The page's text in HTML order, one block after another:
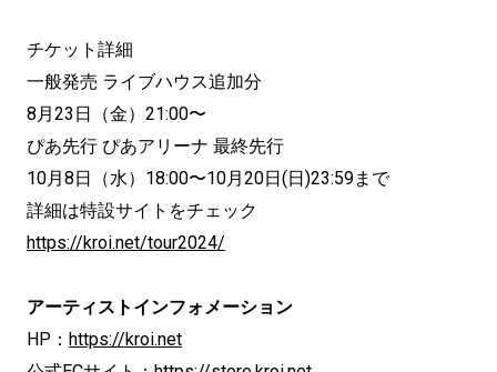
チケット詳細
一般発売 ライブハウス追加分
8月23日（金）21:00〜
ぴあ先行 ぴあアリーナ 最終先行
10月8日（水）18:00〜10月20日(日)23:59まで
詳細は特設サイトをチェック
https://kroi.net/tour2024/
アーティストインフォメーション
HP： https://kroi.net